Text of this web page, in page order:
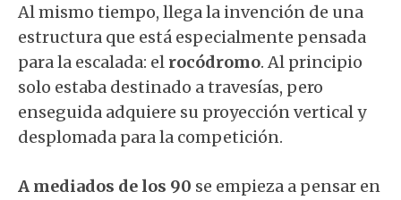
Al mismo tiempo, llega la invención de una
estructura que está especialmente pensada
para la escalada: el rocódromo. Al principio
solo estaba destinado a travesías, pero
enseguida adquiere su proyección vertical y
desplomada para la competición.
A mediados de los 90 se empieza a pensar en